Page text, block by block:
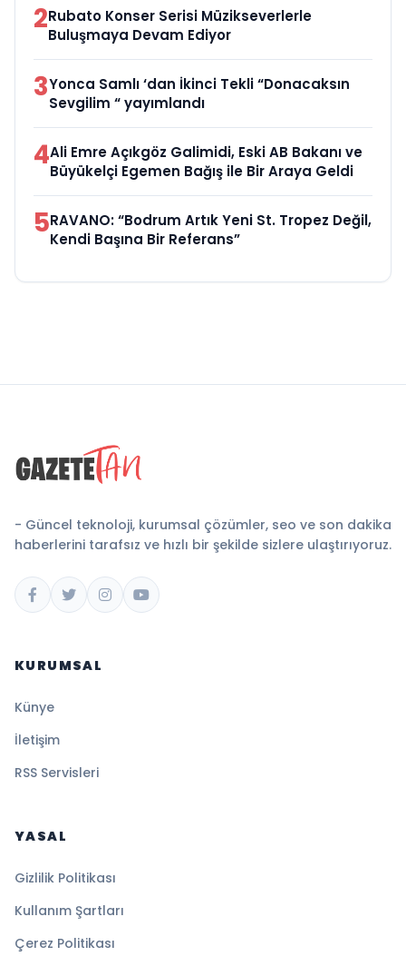
2Rubato Konser Serisi Müzikseverlerle
Buluşmaya Devam Ediyor
3Yonca Samlı ‘dan İkinci Tekli “Donacaksın
Sevgilim “ yayımlandı
4Ali Emre Açıkgöz Galimidi, Eski AB Bakanı ve
Büyükelçi Egemen Bağış ile Bir Araya Geldi
5RAVANO: “Bodrum Artık Yeni St. Tropez Değil,
Kendi Başına Bir Referans”
- Güncel teknoloji, kurumsal çözümler, seo ve son dakika
haberlerini tarafsız ve hızlı bir şekilde sizlere ulaştırıyoruz.
KURUMSAL
Künye
İletişim
RSS Servisleri
YASAL
Gizlilik Politikası
Kullanım Şartları
Çerez Politikası